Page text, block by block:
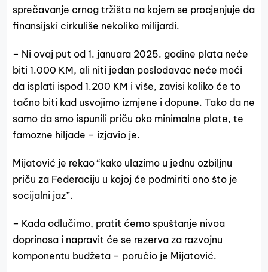
sprečavanje crnog tržišta na kojem se procjenjuje da
finansijski cirkuliše nekoliko milijardi.
– Ni ovaj put od 1. januara 2025. godine plata neće
biti 1.000 KM, ali niti jedan poslodavac neće moći
da isplati ispod 1.200 KM i više, zavisi koliko će to
tačno biti kad usvojimo izmjene i dopune. Tako da ne
samo da smo ispunili priču oko minimalne plate, te
famozne hiljade – izjavio je.
Mijatović je rekao “kako ulazimo u jednu ozbiljnu
priču za Federaciju u kojoj će podmiriti ono što je
socijalni jaz”.
– Kada odlučimo, pratit ćemo spuštanje nivoa
doprinosa i napravit će se rezerva za razvojnu
komponentu budžeta – poručio je Mijatović.